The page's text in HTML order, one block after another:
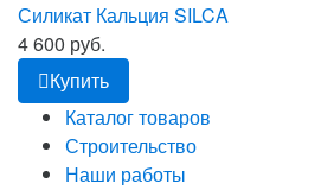
Силикат Кальция SILCA
4 600 руб.
Купить
Каталог товаров
Строительство
Наши работы